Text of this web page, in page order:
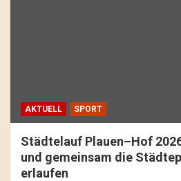
AKTUELL SPORT
Städtelauf Plauen–Hof
und gemeinsam die
erlaufen